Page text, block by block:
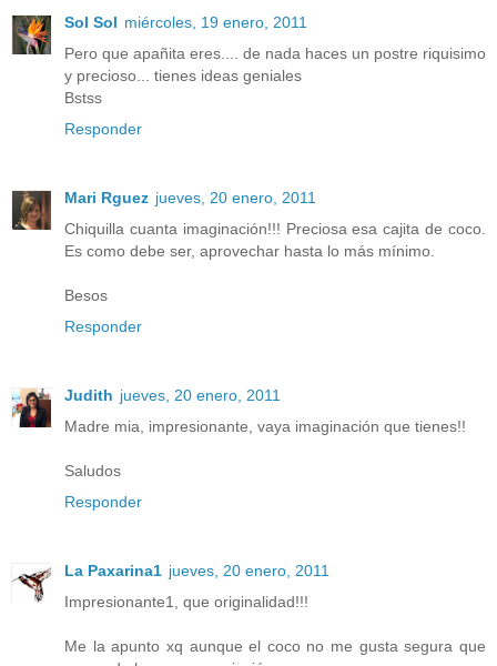
Sol Sol miércoles, 19 enero, 2011
Pero que apañita eres.... de nada haces un postre riquisimo
y precioso... tienes ideas geniales
Bstss
Responder
Mari Rguez jueves, 20 enero, 2011
Chiquilla cuanta imaginación!!! Preciosa esa cajita de coco.
Es como debe ser, aprovechar hasta lo más mínimo.
Besos
Responder
Judith jueves, 20 enero, 2011
Madre mia, impresionante, vaya imaginación que tienes!!
Saludos
Responder
La Paxarina1 jueves, 20 enero, 2011
Impresionante1, que originalidad!!!
Me la apunto xq aunque el coco no me gusta segura que